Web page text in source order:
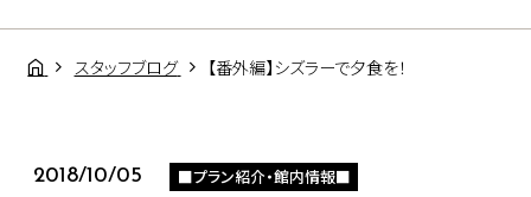
スタッフブログ 【番外編】シズラーで夕食を！
2018/10/05 ■プラン紹介・館内情報■